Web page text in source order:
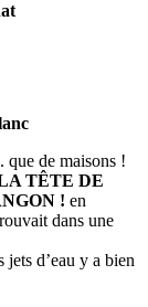
que de maisons !
TÊTE DE
! en
dans une
d’eau y a bien